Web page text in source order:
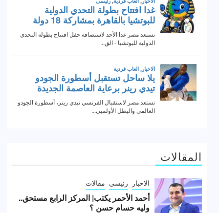
المقالات
الاخبار رئيسى مقالات
أحمد الأحمر يكتب| المركز الرابع مستحق..
وليه حسام حسن ؟